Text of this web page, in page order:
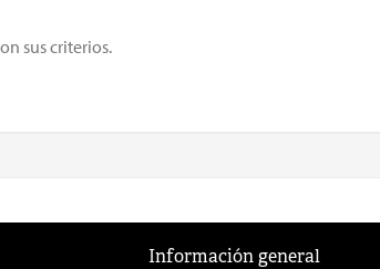
sus criterios.
Información general